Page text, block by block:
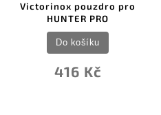
Victorinox pouzdro pro
HUNTER PRO
416 Kč
Do košíku